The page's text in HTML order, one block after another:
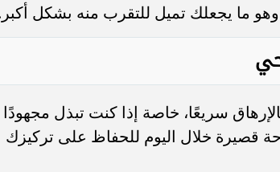
ما يجعلك تميل للتقرب منه بشكل
سريعًا، خاصة إذا كنت تبذل مجهودًا
قصيرة خلال اليوم للحفاظ على تركيزك